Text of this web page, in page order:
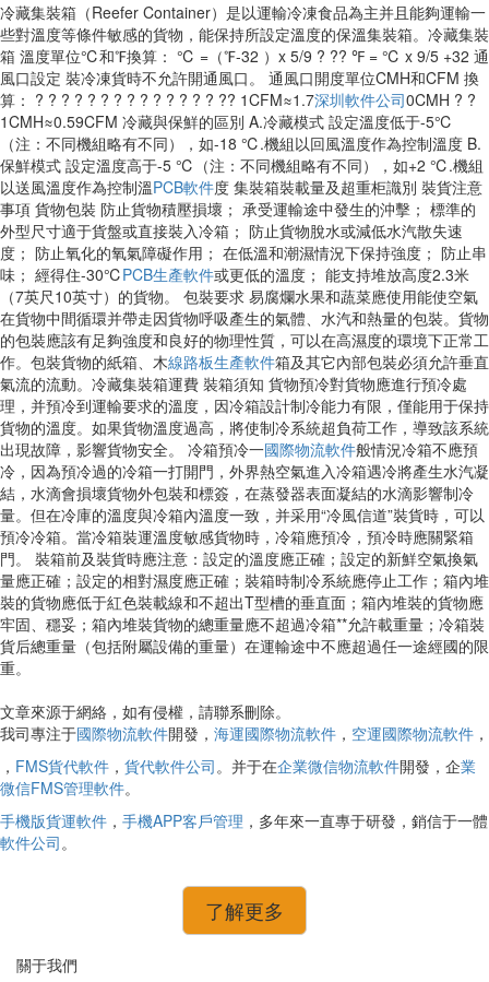
冷藏集裝箱（Reefer Container）是以運輸冷凍食品為主并且能夠運輸一
些對溫度等條件敏感的貨物，能保持所設定溫度的保溫集裝箱。冷藏集裝
箱 溫度單位℃和℉換算： ℃ =（℉-32 ）x 5/9 ? ?? ℉ = ℃ x 9/5 +32 通
風口設定 裝冷凍貨時不允許開通風口。 通風口開度單位CMH和CFM 換
算： ? ? ? ? ? ? ? ? ? ? ? ? ? ? ?? 1CFM≈1.7深圳軟件公司0CMH ? ?
1CMH≈0.59CFM 冷藏與保鮮的區別 A.冷藏模式 設定溫度低于-5℃
（注：不同機組略有不同），如-18 ℃.機組以回風溫度作為控制溫度 B.
保鮮模式 設定溫度高于-5 ℃（注：不同機組略有不同），如+2 ℃.機組
以送風溫度作為控制溫PCB軟件度 集裝箱裝載量及超重柜識別 裝貨注意
事項 貨物包裝 防止貨物積壓損壞； 承受運輸途中發生的沖擊； 標準的
外型尺寸適于貨盤或直接裝入冷箱； 防止貨物脫水或減低水汽散失速
度； 防止氧化的氧氣障礙作用； 在低溫和潮濕情況下保持強度； 防止串
味； 經得住-30℃PCB生產軟件或更低的溫度； 能支持堆放高度2.3米
（7英尺10英寸）的貨物。 包裝要求 易腐爛水果和蔬菜應使用能使空氣
在貨物中間循環并帶走因貨物呼吸產生的氣體、水汽和熱量的包裝。貨物
的包裝應該有足夠強度和良好的物理性質，可以在高濕度的環境下正常工
作。包裝貨物的紙箱、木線路板生產軟件箱及其它內部包裝必須允許垂直
氣流的流動。冷藏集裝箱運費 裝箱須知 貨物預冷對貨物應進行預冷處
理，并預冷到運輸要求的溫度，因冷箱設計制冷能力有限，僅能用于保持
貨物的溫度。如果貨物溫度過高，將使制冷系統超負荷工作，導致該系統
出現故障，影響貨物安全。 冷箱預冷一國際物流軟件般情況冷箱不應預
冷，因為預冷過的冷箱一打開門，外界熱空氣進入冷箱遇冷將產生水汽凝
結，水滴會損壞貨物外包裝和標簽，在蒸發器表面凝結的水滴影響制冷
量。但在冷庫的溫度與冷箱內溫度一致，并采用“冷風信道”裝貨時，可以
預冷冷箱。當冷箱裝運溫度敏感貨物時，冷箱應預冷，預冷時應關緊箱
門。 裝箱前及裝貨時應注意：設定的溫度應正確；設定的新鮮空氣換氣
量應正確；設定的相對濕度應正確；裝箱時制冷系統應停止工作；箱內堆
裝的貨物應低于紅色裝載線和不超出T型槽的垂直面；箱內堆裝的貨物應
牢固、穩妥；箱內堆裝貨物的總重量應不超過冷箱**允許載重量；冷箱裝
貨后總重量（包括附屬設備的重量）在運輸途中不應超過任一途經國的限
重。
文章來源于網絡，如有侵權，請聯系刪除。
我司專注于國際物流軟件開發， 海運國際物流軟件 ， 空運國際物流軟件 ，
， FMS貨代軟件 ， 貨代軟件公司。并于在企業微信物流軟件開發，企業
微信FMS管理軟件。
手機版貨運軟件 ， 手機APP客戶管理 ，多年來一直專于研發，銷信于一體
軟件公司。
了解更多
關于我們